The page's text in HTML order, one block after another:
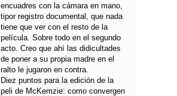
encuadres con la cámara en mano,
tipor registro documental, que nada
tiene que ver con el resto de la
película. Sobre todo en el segundo
acto. Creo que ahì las didicultades
de poner a su propia madre en el
ralto le jugaron en contra.
Diez puntos para la edición de la
peli de McKemzie: como convergen